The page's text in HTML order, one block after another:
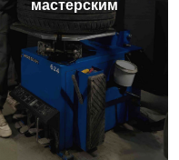
мастерским